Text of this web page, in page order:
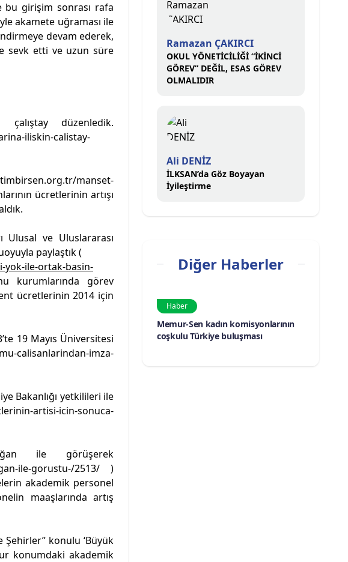
bu girişim sonrası rafa
akamete uğraması ile
devam ederek,
sevk etti ve uzun süre
düzenledik.
iliskin-calistay-
manset-
ücretlerinin artışı
Ulusal ve Uluslararası
paylaştık (
ile-ortak-basin-
kurumlarında görev
ücretlerinin 2014 için
19 Mayıs Üniversitesi
calisanlarindan-imza-
Bakanlığı yetkilileri ile
artisi-icin-sonuca-
ile görüşerek
ile-gorustu-/2513/ )
akademik personel
maaşlarında artış
konulu ‘Büyük
konumdaki akademik
Ramazan ÇAKIRCI
OKUL YÖNETİCİLİĞİ “İKİNCİ
GÖREV” DEĞİL, ESAS GÖREV
OLMALIDIR
Ali DENİZ
İLKSAN’da Göz Boyayan
İyileştirme
Diğer Haberler
Haber
Memur-Sen kadın komisyonlarının
coşkulu Türkiye buluşması